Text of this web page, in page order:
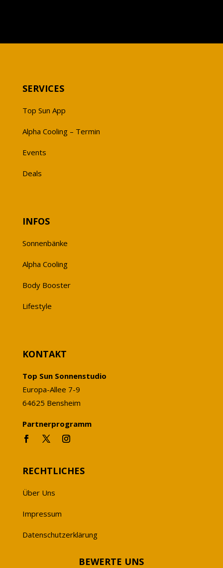
SERVICES
Top Sun App
Alpha Cooling – Termin
Events
Deals
INFOS
Sonnenbänke
Alpha Cooling
Body Booster
Lifestyle
KONTAKT
Top Sun Sonnenstudio
Europa-Allee 7-9
64625 Bensheim
Partnerprogramm
RECHTLICHES
Über Uns
Impressum
Datenschutzerklärung
BEWERTE UNS